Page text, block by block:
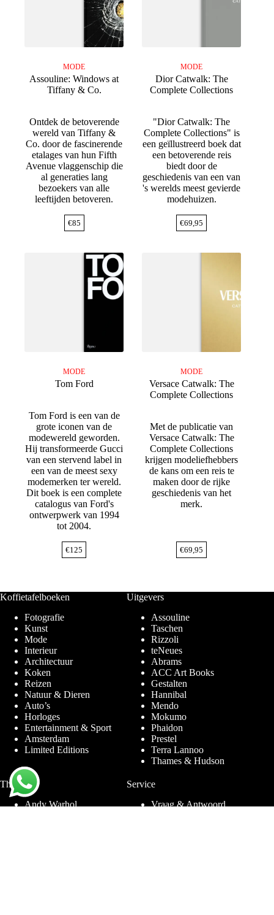
MODE
Assouline: Windows at
Tiffany & Co.
Ontdek de betoverende
wereld van Tiffany &
Co. door de fascinerende
etalages van hun Fifth
Avenue vlaggenschip die
al generaties lang
bezoekers van alle
leeftijden betoveren.
€85
MODE
Dior Catwalk: The
Complete Collections
"Dior Catwalk: The
Complete Collections" is
een geïllustreerd boek dat
een betoverende reis
biedt door de
geschiedenis van een van
's werelds meest gevierde
modehuizen.
€69,95
MODE
Tom Ford
Tom Ford is een van de
grote iconen van de
modewereld geworden.
Hij transformeerde Gucci
van een stervend label in
een van de meest sexy
modemerken ter wereld.
Dit boek is een complete
catalogus van Ford's
ontwerpwerk van 1994
tot 2004.
€125
MODE
Versace Catwalk: The
Complete Collections
Met de publicatie van
Versace Catwalk: The
Complete Collections
krijgen modeliefhebbers
de kans om een reis te
maken door de rijke
geschiedenis van het
merk.
€69,95
Koffietafelboeken
Fotografie
Kunst
Mode
Interieur
Architectuur
Koken
Reizen
Natuur & Dieren
Auto’s
Horloges
Entertainment & Sport
Amsterdam
Limited Editions
Uitgevers
Assouline
Taschen
Rizzoli
teNeues
Abrams
ACC Art Books
Gestalten
Hannibal
Mendo
Mokumo
Phaidon
Prestel
Terra Lannoo
Thames & Hudson
Thema’s
Andy Warhol
Service
Vraag & Antwoord